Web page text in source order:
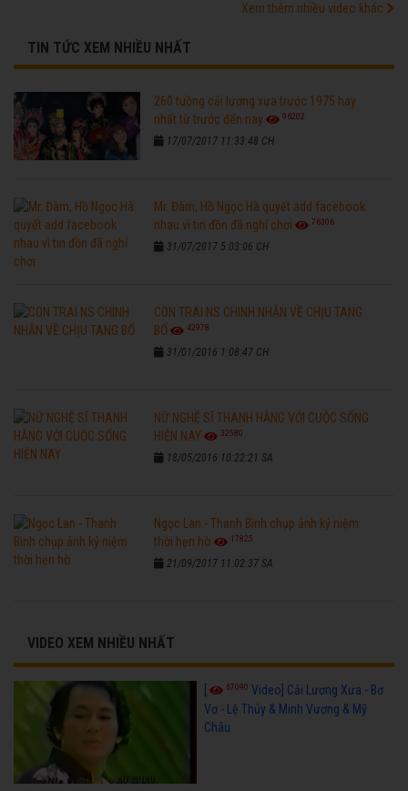
Xem thêm nhiều video khác
TIN TỨC XEM NHIỀU NHẤT
260 tuồng cải lương xưa trước 1975 hay
nhất từ trước đến nay
96202
17/07/2017 11:33:48 CH
Mr. Đàm, Hồ Ngọc Hà quyết add facebook
nhau vì tin đồn đã nghỉ chơi
76306
31/07/2017 5:03:06 CH
CON TRAI NS CHINH NHẪN VỀ CHỊU TANG
BỐ
42978
31/01/2016 1:08:47 CH
NỮ NGHỆ SĨ THANH HẰNG VỚI CUỘC SỐNG
HIỆN NAY
32580
18/05/2016 10:22:21 SA
Ngọc Lan - Thanh Bình chụp ảnh kỷ niệm
thời hẹn hò
17825
21/09/2017 11:02:37 SA
VIDEO XEM NHIỀU NHẤT
67090 Video] Cải Lương Xưa - Bơ
Vơ - Lệ Thủy & Minh Vương & Mỹ
Châu